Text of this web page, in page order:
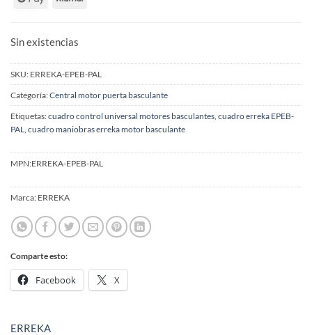
Sin existencias
SKU: ERREKA-EPEB-PAL
Categoría:Central motor puerta basculante
Etiquetas:cuadro control universal motores basculantes, cuadro erreka EPEB-
PAL, cuadro maniobras erreka motor basculante
MPN:ERREKA-EPEB-PAL
Marca: ERREKA
Comparte esto:
Facebook X
ERREKA